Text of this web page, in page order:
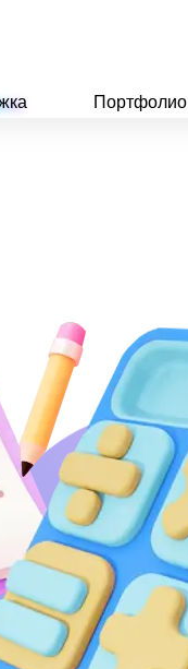
Портфолио